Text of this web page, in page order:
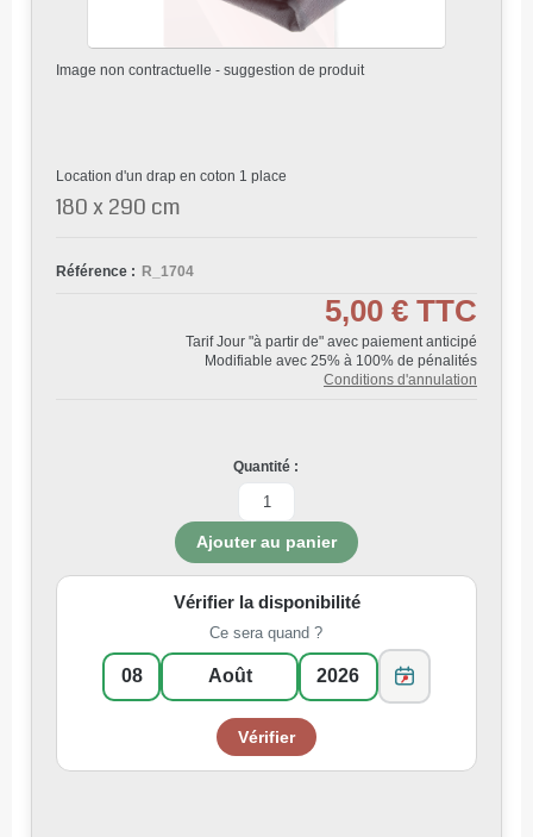
Image non contractuelle - suggestion de produit
Location d'un drap en coton 1 place
180 x 290 cm
Référence : R_1704
5,00 € TTC
Tarif Jour "à partir de" avec paiement anticipé
Modifiable avec 25% à 100% de pénalités
Conditions d'annulation
Quantité :
Vérifier la disponibilité
Ce sera quand ?